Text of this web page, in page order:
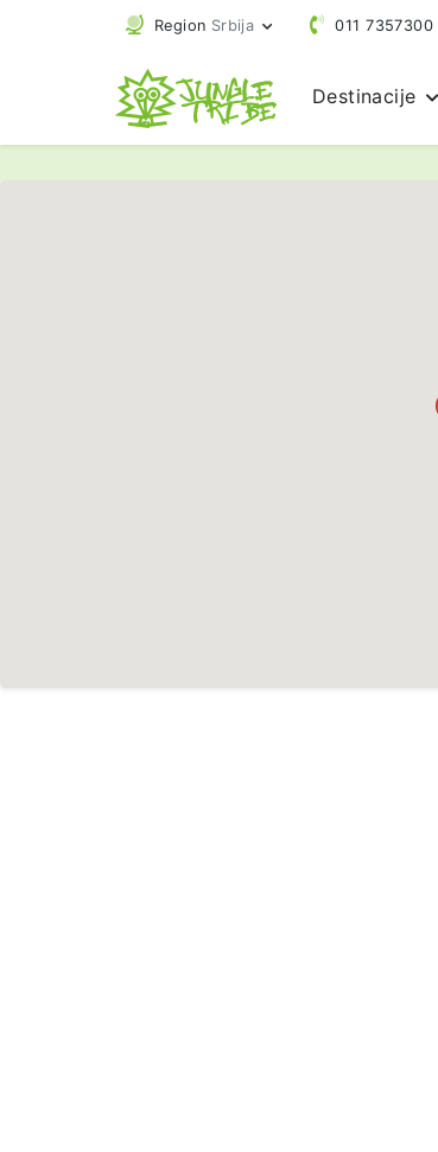
Region Srbija 011 7357300
Destinacije